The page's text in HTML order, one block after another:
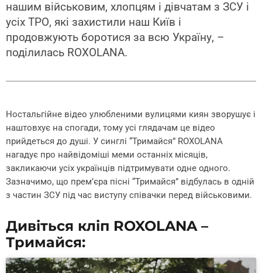
нашим військовим, хлопцям і дівчатам з ЗСУ і
усіх ТРО, які захистили наш Київ і
продовжують боротися за всю Україну, –
поділилась ROXOLANA.
Ностальгійне відео улюбленими вулицями киян зворушує і
наштовхує на спогади, тому усі глядачам це відео
прийдеться до душі. У синглі “Тримайся” ROXOLANA
нагадує про найвідоміші меми останніх місяців,
закликаючи усіх українців підтримувати одне одного.
Зазначимо, що прем’єра пісні “Тримайся” відбулась в одній
з частин ЗСУ під час виступу співачки перед військовими.
Дивіться кліп ROXOLANA –
Тримайся: